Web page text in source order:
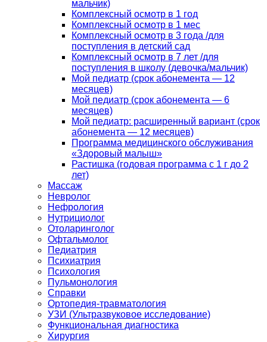
мальчик)
Комплексный осмотр в 1 год
Комплексный осмотр в 1 мес
Комплексный осмотр в 3 года /для
поступления в детский сад
Комплексный осмотр в 7 лет /для
поступления в школу (девочка/мальчик)
Мой педиатр (срок абонемента — 12
месяцев)
Мой педиатр (срок абонемента — 6
месяцев)
Мой педиатр: расширенный вариант (срок
абонемента — 12 месяцев)
Программа медицинского обслуживания
«Здоровый малыш»
Растишка (годовая программа с 1 г до 2
лет)
Массаж
Невролог
Нефрология
Нутрициолог
Отоларинголог
Офтальмолог
Педиатрия
Психиатрия
Психология
Пульмонология
Справки
Ортопедия-травматология
УЗИ (Ультразвуковое исследование)
Функциональная диагностика
Хирургия